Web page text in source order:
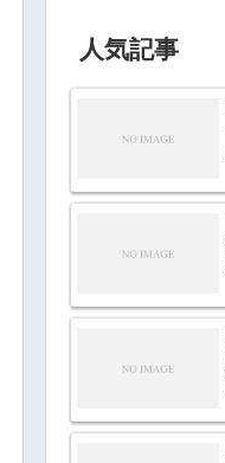
人気記事